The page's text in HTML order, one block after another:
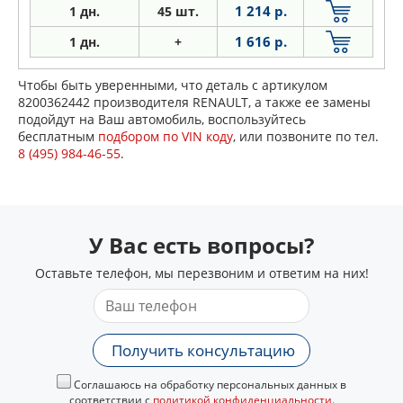
1 дн. 45 шт. 1 214 р.
1 дн. + 1 616 р.
Чтобы быть уверенными, что деталь с артикулом
8200362442 производителя RENAULT, а также ее замены
подойдут на Ваш автомобиль, воспользуйтесь
бесплатным подбором по VIN коду, или позвоните по тел.
8 (495) 984-46-55.
У Вас есть вопросы?
Оставьте телефон, мы перезвоним и ответим на них!
Получить консультацию
Соглашаюсь на обработку персональных данных в
соответствии с политикой конфиденциальности.